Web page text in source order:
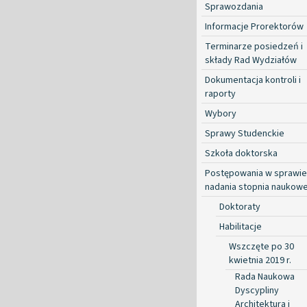
Sprawozdania
Informacje Prorektorów
Terminarze posiedzeń i
składy Rad Wydziałów
Dokumentacja kontroli i
raporty
Wybory
Sprawy Studenckie
Szkoła doktorska
Postępowania w sprawie
nadania stopnia
Doktoraty
Habilitacje
Wszczęte po 30
kwietnia 2019 r.
Rada Naukowa
Dyscypliny
Architektura i